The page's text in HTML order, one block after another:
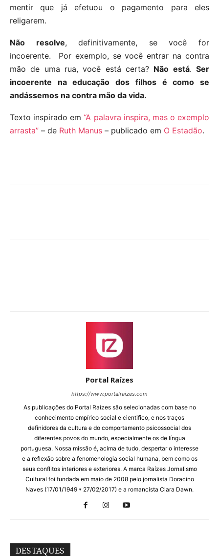
mentir que já efetuou o pagamento para eles
religarem.
Não resolve, definitivamente, se você for
incoerente. Por exemplo, se você entrar na contra
mão de uma rua, você está certa? Não está.Ser
incoerente na educação dos filhos é como se
andássemos na contra mão da vida.
Texto inspirado em“A palavra inspira, mas o exemplo
arrasta” – de Ruth Manus – publicado em O Estadão.
Portal Raízes
https://www.portalraizes.com
As publicações do Portal Raízes são selecionadas com base no
conhecimento empírico social e cientifico, e nos traços
definidores da cultura e do comportamento psicossocial dos
diferentes povos do mundo, especialmente os de língua
portuguesa. Nossa missão é, acima de tudo, despertar o interesse
e a reflexão sobre a fenomenologia social humana, bem como os
seus conflitos interiores e exteriores. A marca Raízes Jornalismo
Cultural foi fundada em maio de 2008 pelo jornalista Doracino
Naves (17/01/1949 * 27/02/2017) e a romancista Clara Dawn.
DESTAQUES